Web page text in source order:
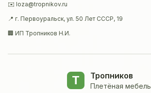
✉️ loza@tropnikov.ru
📍 г. Первоуральск, ул. 50 Лет СССР, 19
🏢 ИП Тропников Н.И.
Т Тропников
Плетёная мебель